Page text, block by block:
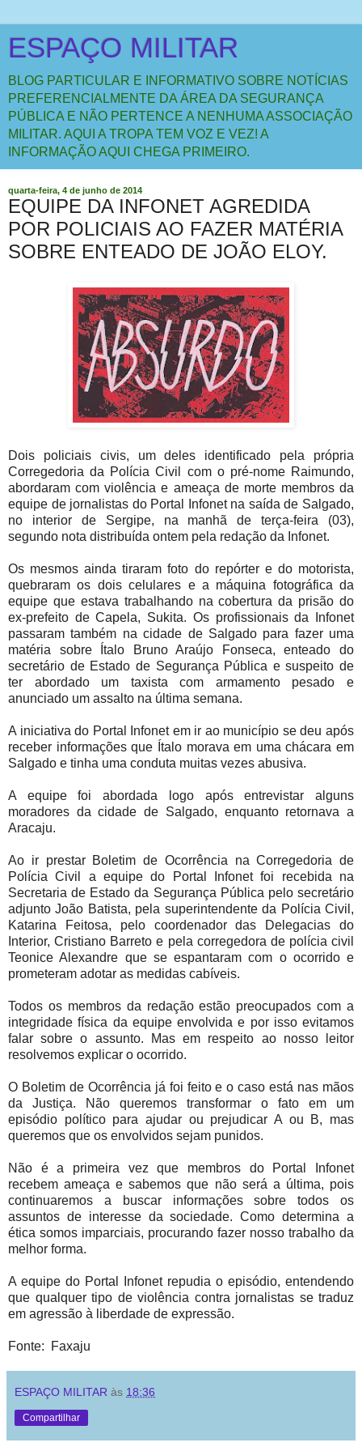
ESPAÇO MILITAR
BLOG PARTICULAR E INFORMATIVO SOBRE NOTÍCIAS
PREFERENCIALMENTE DA ÁREA DA SEGURANÇA
PÚBLICA E NÃO PERTENCE A NENHUMA ASSOCIAÇÃO
MILITAR. AQUI A TROPA TEM VOZ E VEZ! A
INFORMAÇÃO AQUI CHEGA PRIMEIRO.
quarta-feira, 4 de junho de 2014
EQUIPE DA INFONET AGREDIDA
POR POLICIAIS AO FAZER MATÉRIA
SOBRE ENTEADO DE JOÃO ELOY.
Dois policiais civis, um deles identificado pela própria
Corregedoria da Polícia Civil com o pré-nome Raimundo,
abordaram com violência e ameaça de morte membros da
equipe de jornalistas do Portal Infonet na saída de Salgado,
no interior de Sergipe, na manhã de terça-feira (03),
segundo nota distribuída ontem pela redação da Infonet.
Os mesmos ainda tiraram foto do repórter e do motorista,
quebraram os dois celulares e a máquina fotográfica da
equipe que estava trabalhando na cobertura da prisão do
ex-prefeito de Capela, Sukita. Os profissionais da Infonet
passaram também na cidade de Salgado para fazer uma
matéria sobre Ítalo Bruno Araújo Fonseca, enteado do
secretário de Estado de Segurança Pública e suspeito de
ter abordado um taxista com armamento pesado e
anunciado um assalto na última semana.
A iniciativa do Portal Infonet em ir ao município se deu após
receber informações que Ítalo morava em uma chácara em
Salgado e tinha uma conduta muitas vezes abusiva.
A equipe foi abordada logo após entrevistar alguns
moradores da cidade de Salgado, enquanto retornava a
Aracaju.
Ao ir prestar Boletim de Ocorrência na Corregedoria de
Polícia Civil a equipe do Portal Infonet foi recebida na
Secretaria de Estado da Segurança Pública pelo secretário
adjunto João Batista, pela superintendente da Polícia Civil,
Katarina Feitosa, pelo coordenador das Delegacias do
Interior, Cristiano Barreto e pela corregedora de polícia civil
Teonice Alexandre que se espantaram com o ocorrido e
prometeram adotar as medidas cabíveis.
Todos os membros da redação estão preocupados com a
integridade física da equipe envolvida e por isso evitamos
falar sobre o assunto. Mas em respeito ao nosso leitor
resolvemos explicar o ocorrido.
O Boletim de Ocorrência já foi feito e o caso está nas mãos
da Justiça. Não queremos transformar o fato em um
episódio político para ajudar ou prejudicar A ou B, mas
queremos que os envolvidos sejam punidos.
Não é a primeira vez que membros do Portal Infonet
recebem ameaça e sabemos que não será a última, pois
continuaremos a buscar informações sobre todos os
assuntos de interesse da sociedade. Como determina a
ética somos imparciais, procurando fazer nosso trabalho da
melhor forma.
A equipe do Portal Infonet repudia o episódio, entendendo
que qualquer tipo de violência contra jornalistas se traduz
em agressão à liberdade de expressão.
Fonte: Faxaju
ESPAÇO MILITAR às 18:36
Compartilhar